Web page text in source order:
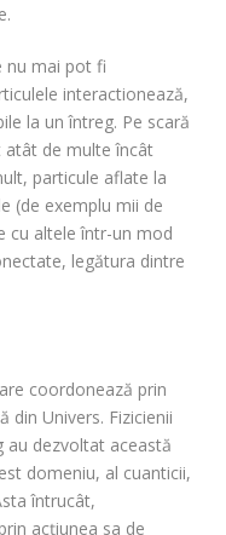
nu mai pot fi
interactionează,
la un întreg. Pe scară
atât de multe încât
particule aflate la
(de exemplu mii de
cu altele într-un mod
legătura dintre
coordonează prin
din Univers. Fizicienii
au dezvoltat această
domeniu, al cuanticii,
întrucât,
acţiunea sa de